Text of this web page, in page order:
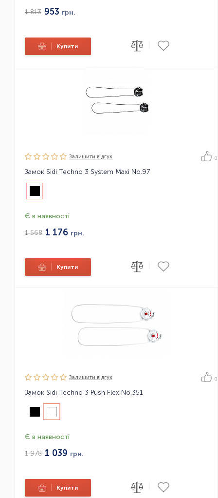
1 813 953 грн.
Купити
Залишити вiдгук 0
Замок Sidi Techno 3 System Maxi No.97
Є в наявності
1 568 1 176 грн.
Купити
Залишити вiдгук 0
Замок Sidi Techno 3 Push Flex No.351
Є в наявності
1 978 1 039 грн.
Купити